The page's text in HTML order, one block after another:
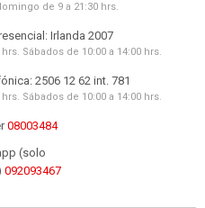
de 9 a 21:30 hrs.
Irlanda 2007
Sábados de 10:00 a 14:00 hrs.
2506 12 62 int. 781
Sábados de 10:00 a 14:00 hrs.
08003484
(solo
092093467